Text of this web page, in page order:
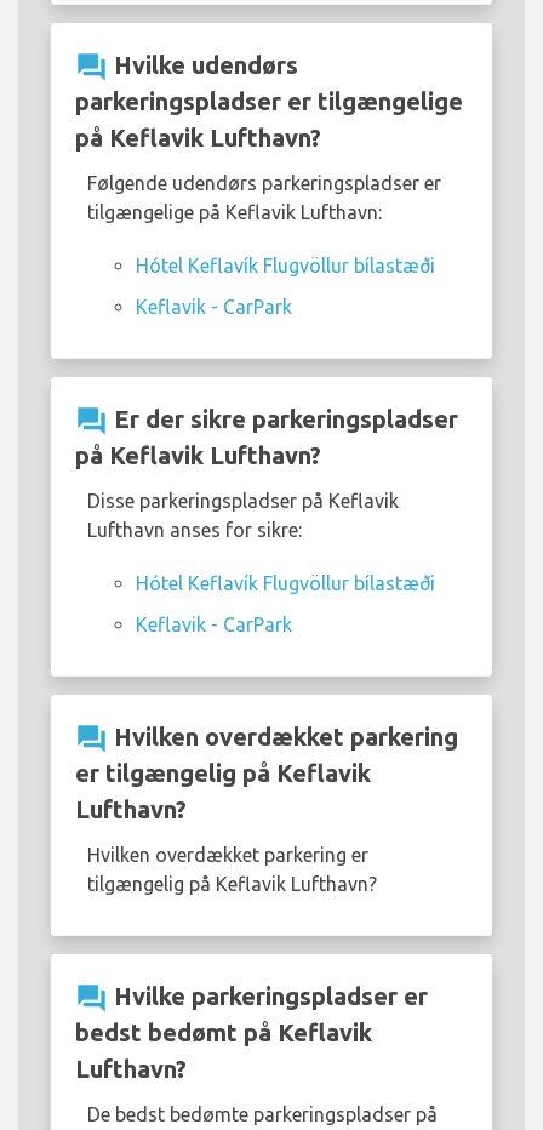
question_answer Hvilke udendørs
parkeringspladser er tilgængelige
på Keflavik Lufthavn?
Følgende udendørs parkeringspladser er
tilgængelige på Keflavik Lufthavn:
Hótel Keflavík Flugvöllur bílastæði
Keflavik - CarPark
question_answer Er der sikre parkeringspladser
på Keflavik Lufthavn?
Disse parkeringspladser på Keflavik
Lufthavn anses for sikre:
Hótel Keflavík Flugvöllur bílastæði
Keflavik - CarPark
question_answer Hvilken overdækket parkering
er tilgængelig på Keflavik
Lufthavn?
Hvilken overdækket parkering er
tilgængelig på Keflavik Lufthavn?
question_answer Hvilke parkeringspladser er
bedst bedømt på Keflavik
Lufthavn?
De bedst bedømte parkeringspladser på